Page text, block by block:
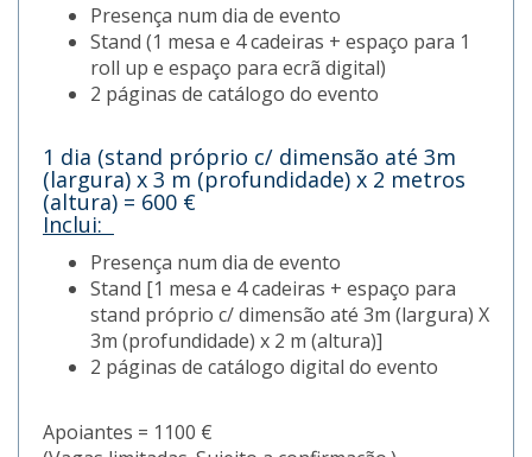
Presença num dia de evento
Stand (1 mesa e 4 cadeiras + espaço para 1
roll up e espaço para ecrã digital)
2 páginas de catálogo do evento
1 dia (stand próprio c/ dimensão até 3m
(largura) x 3 m (profundidade) x 2 metros
(altura) = 600 €
Inclui:
Presença num dia de evento
Stand [1 mesa e 4 cadeiras + espaço para
stand próprio c/ dimensão até 3m (largura) X
3m (profundidade) x 2 m (altura)]
2 páginas de catálogo digital do evento​
Apoiantes = 1100 €